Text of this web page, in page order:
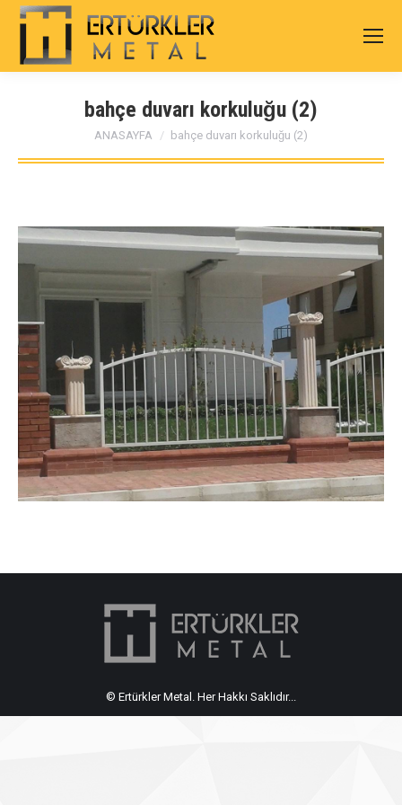
bahçe duvarı korkuluğu (2)
You are here:
ANASAYFA bahçe duvarı korkuluğu (2)
© Ertürkler Metal. Her Hakkı Saklıdır...